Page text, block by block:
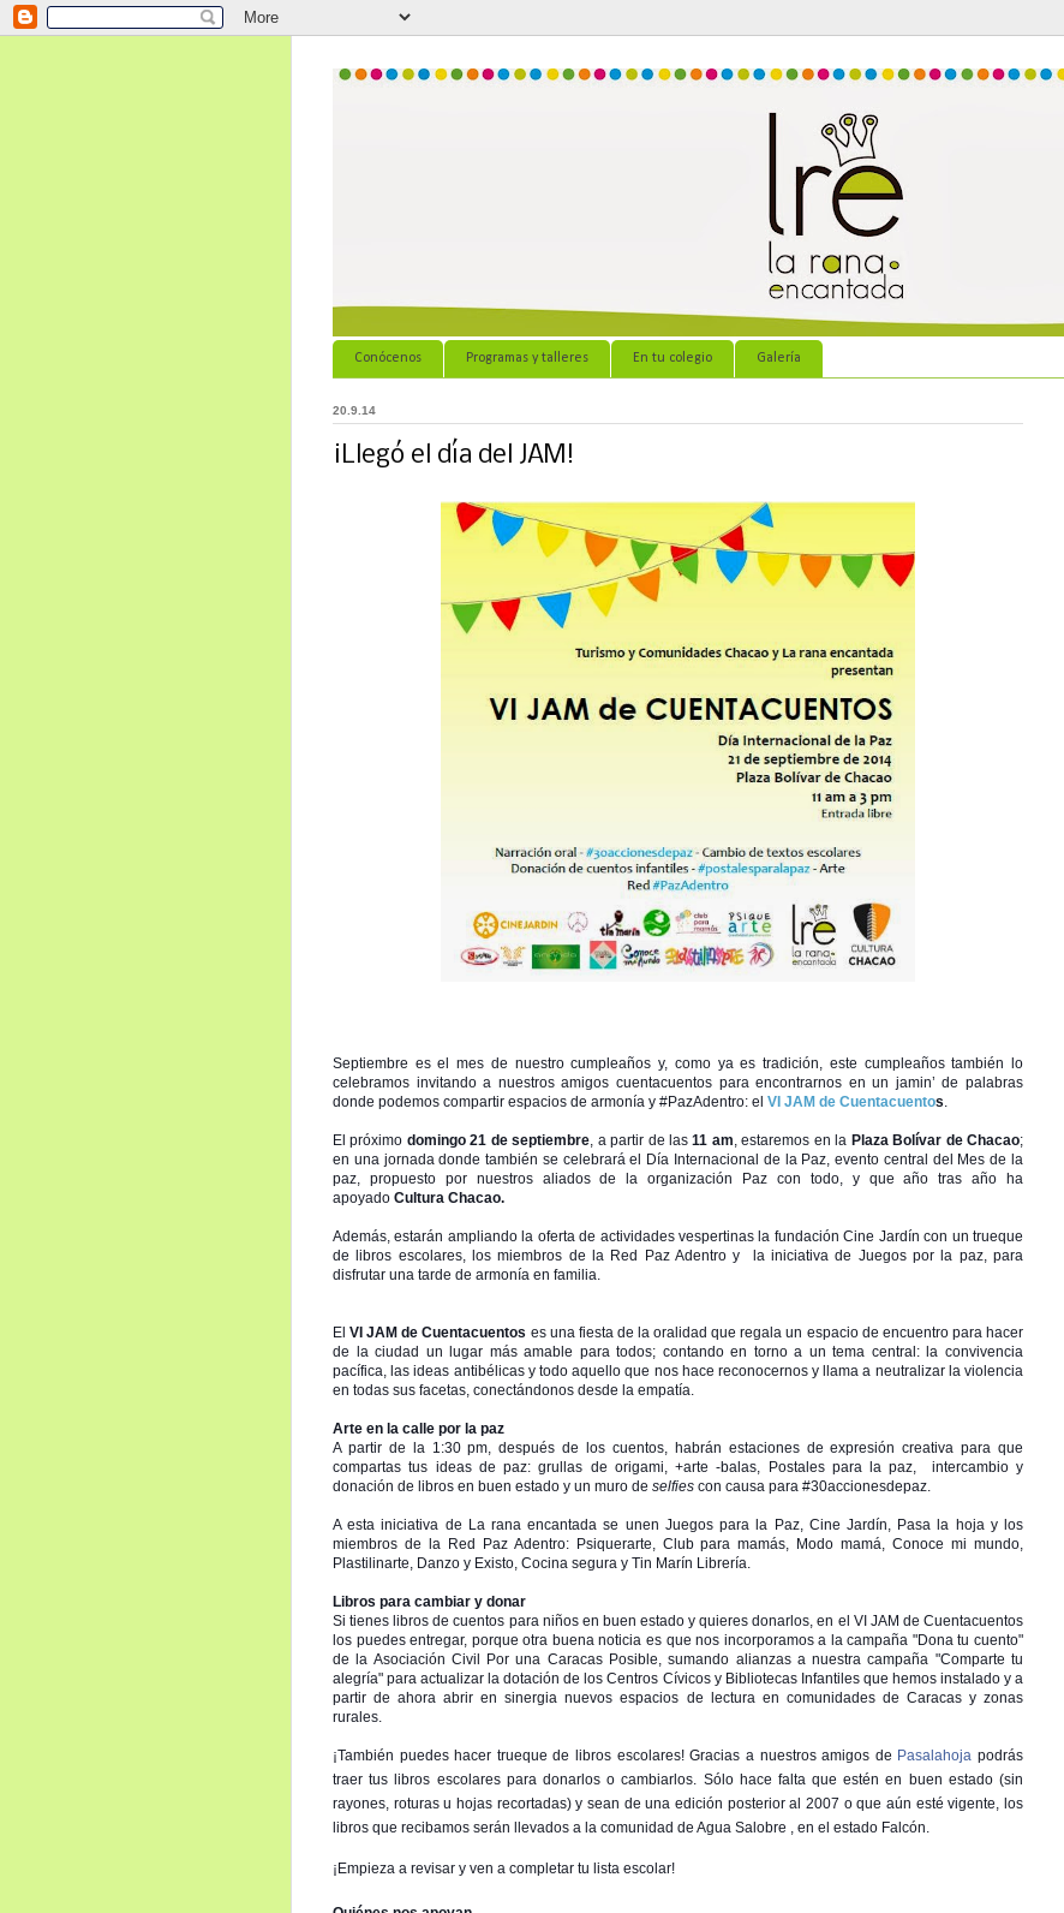
Conócenos Programas y talleres En tu colegio Galería
20.9.14
¡Llegó el día del JAM!
Septiembre es el mes de nuestro cumpleaños y, como ya es tradición, este cumpleaños también lo
celebramos invitando a nuestros amigos cuentacuentos para encontrarnos en un jamin’ de palabras
donde podemos compartir espacios de armonía y #PazAdentro: el VI JAM de Cuentacuentos
El próximo domingo 21 de septiembre , a partir de las11 am , estaremos en la Plaza Bolívar de Chacao;
en una jornada donde también se celebrará el Día Internacional de la Paz, evento central del Mes de la
paz, propuesto por nuestros aliados de la organización Paz con todo, y que año tras año ha
apoyado Cultura Chacao.
Además, estarán ampliando la oferta de actividades vespertinas la fundación Cine Jardín con un trueque
de libros escolares, los miembros de la Red Paz Adentro y la iniciativa de Juegos por la paz, para
disfrutar una tarde de armonía en familia.
ElVI JAM de Cuentacuentos es una fiesta de la oralidad que regala un espacio de encuentro para hacer
de la ciudad un lugar más amable para todos; contando en torno a un tema central: la convivencia
pacífica, las ideas antibélicas y todo aquello que nos hace reconocernos y llama a neutralizar la violencia
en todas sus facetas, conectándonos desde la empatía.
Arte en la calle por la paz
A partir de la 1:30 pm, después de los cuentos, habrán estaciones de expresión creativa para que
compartas tus ideas de paz: grullas de origami, +arte -balas, Postales para la paz, intercambio y
donación de libros en buen estado y un muro de selfies con causa para #30accionesdepaz.
A esta iniciativa de La rana encantada se unen Juegos para la Paz, Cine Jardín, Pasa la hoja y los
miembros de la Red Paz Adentro: Psiquerarte, Club para mamás, Modo mamá, Conoce mi mundo,
Plastilinarte, Danzo y Existo, Cocina segura y Tin Marín Librería.
Libros para cambiar y donar
Si tienes libros de cuentos para niños en buen estado y quieres donarlos, en el VI JAM de Cuentacuentos
los puedes entregar, porque otra buena noticia es que nos incorporamos a la campaña "Dona tu cuento"
de la Asociación Civil Por una Caracas Posible, sumando alianzas a nuestra campaña "Comparte tu
alegría" para actualizar la dotación de los Centros Cívicos y Bibliotecas Infantiles que hemos instalado y a
partir de ahora abrir en sinergia nuevos espacios de lectura en comunidades de Caracas y zonas
rurales.
¡También puedes hacer trueque de libros escolares!Gracias a nuestros amigos de Pasalahoja podrás
traer tus libros escolares para donarlos o cambiarlos. Sólo hace falta que estén en buen estado (sin
rayones, roturas u hojas recortadas) y sean de una edición posterior al 2007 o que aún esté vigente, los
libros que recibamos serán llevados a la comunidad de Agua Salobre , en el estado Falcón.
¡Empieza a revisar y ven a completar tu lista escolar!